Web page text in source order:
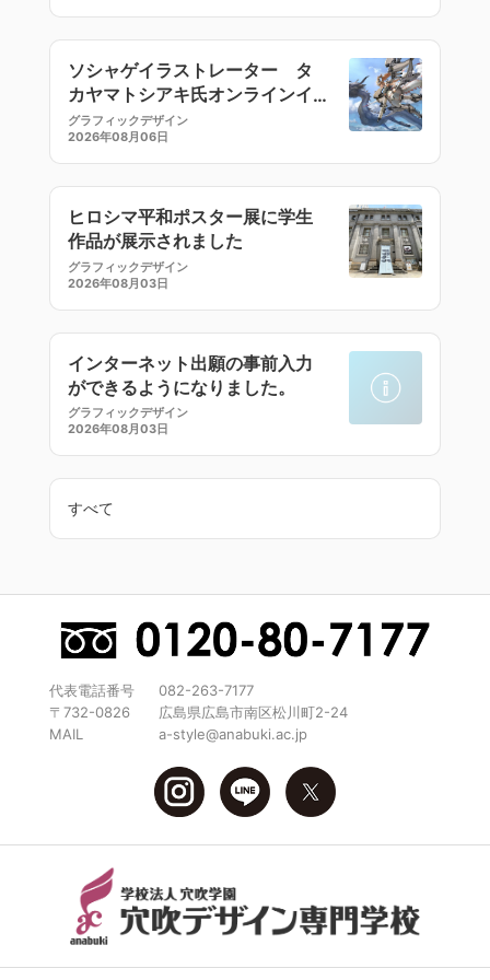
ソシャゲイラストレーター タ
カヤマトシアキ氏オンラインイ
ラストセミナー
グラフィックデザイン
2026年08月06日
ヒロシマ平和ポスター展に学生
作品が展示されました
グラフィックデザイン
2026年08月03日
インターネット出願の事前入力
ができるようになりました。
グラフィックデザイン
2026年08月03日
すべて
代表電話番号
082-263-7177
〒732-0826
広島県広島市南区松川町2-24
MAIL
a-style@anabuki.ac.jp